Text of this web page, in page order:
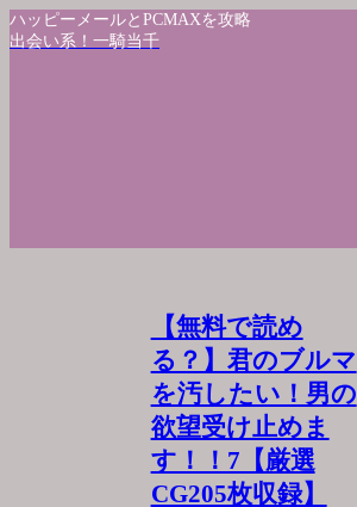
ハッピーメールとPCMAXを攻略
出会い系！一騎当千
【無料で読め
る？】君のブルマ
を汚したい！男の
欲望受け止めま
す！！7【厳選
CG205枚収録】